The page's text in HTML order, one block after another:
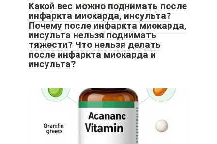
Какой вес можно поднимать после
инфаркта миокарда, инсульта?
Почему после инфаркта миокарда,
инсульта нельзя поднимать
тяжести? Что нельзя делать
после инфаркта миокарда и
инсульта?